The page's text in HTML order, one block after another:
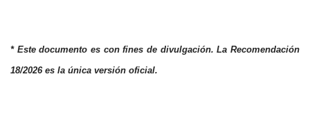
* Este documento es con fines de divulgación. La Recomendación
18/2026 es la única versión oficial.